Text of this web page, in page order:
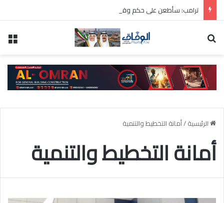
ترامب: سأطعن على حكم وقف بناء قاعة الاحتفالات بالبيت الأبيض
الرئيسية/أمانة التخطيط والتنمية
أمانة التخطيط والتنمية